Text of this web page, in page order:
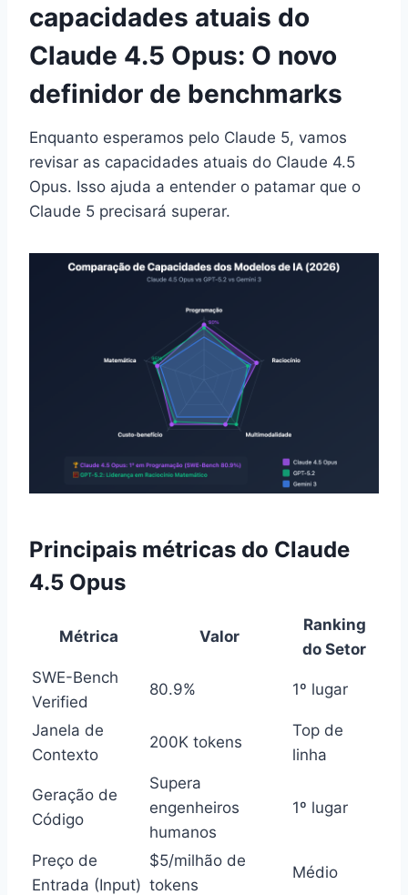
capacidades atuais do
Claude 4.5 Opus: O novo
definidor de benchmarks
Enquanto esperamos pelo Claude 5, vamos
revisar as capacidades atuais do Claude 4.5
Opus. Isso ajuda a entender o patamar que o
Claude 5 precisará superar.
Principais métricas do Claude
4.5 Opus
Métrica Valor
Ranking
do Setor
SWE-Bench
Verified
80.9% 1º lugar
Janela de
Contexto
200K tokens
Top de
linha
Geração de
Código
Supera
engenheiros
humanos
1º lugar
Preço de
Entrada (Input)
$5/milhão de
tokens
Médio